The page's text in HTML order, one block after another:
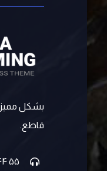
بشكل مميز
قاطع.
۵۵ ۴۴ ۳۳ ۲۲ ۹۷۱+